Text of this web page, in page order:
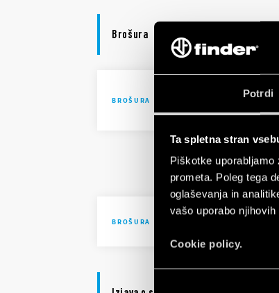
Potrdi
Ta spletna stran
Piškotke
prometa. Poleg tega
oglaševanja in
vašo uporabo njihovih
Cookie policy.
Brošura
BROŠURA
BROŠURA